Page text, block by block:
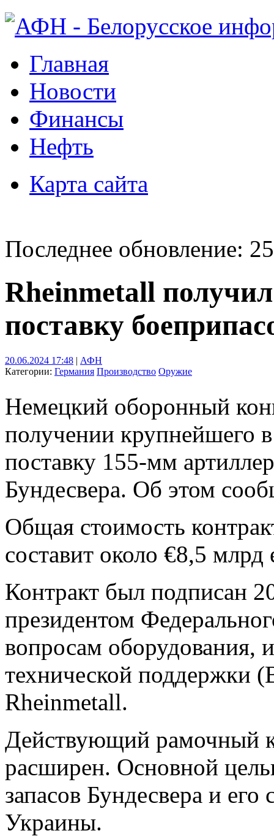
Главная
Новости
Финансы
Нефть
Карта сайта
Последнее обновление:
Rheinmetall
поставку
20.06.2024 17:48 | АФН
Категории: Германия Производство Оружие
Немецкий оборонный
получении крупнейшего
поставку 155-мм
Бундесвера. Об этом
Общая стоимость
составит около €8,5 млрд
Контракт был подписан
президентом
вопросам оборудования,
технической поддержки
Rheinmetall.
Действующий рамочный
расширен. Основной
запасов Бундесвера и
Украины.